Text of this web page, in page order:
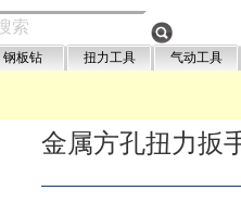
钢板钻 扭力工具 气动工具
金属方孔扭力扳